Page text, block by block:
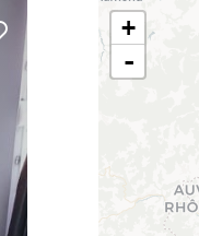
+
-